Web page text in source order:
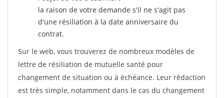
la raison de votre demande s'il ne s'agit pas
d'une résiliation à la date anniversaire du
contrat.
Sur le web, vous trouverez de nombreux modèles de
lettre de résiliation de mutuelle santé pour
changement de situation ou à échéance. Leur rédaction
est très simple, notamment dans le cas du changement